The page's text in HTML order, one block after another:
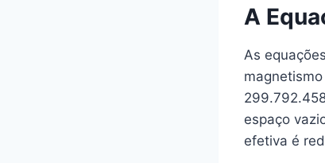
A
As
espaço
efetiva é